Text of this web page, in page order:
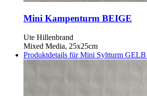
Mini Kampenturm BEIGE
Ute Hillenbrand
Mixed Media, 25x25cm
Produktdetails für Mini Syltturm GELB